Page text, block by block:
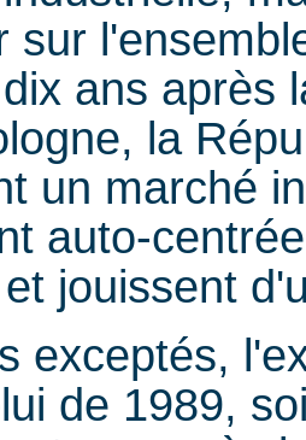
sur
ans après
la
un marché
auto-
jouissent
exceptés,
de 1989,